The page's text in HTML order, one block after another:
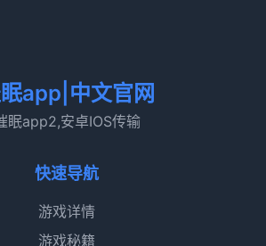
app|中文官网
眠app2,安卓IOS传输
快速导航
游戏详情
游戏秘籍